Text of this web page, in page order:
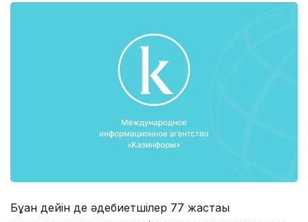
Бұған дейін де әдебиетшілер 77 жастағы